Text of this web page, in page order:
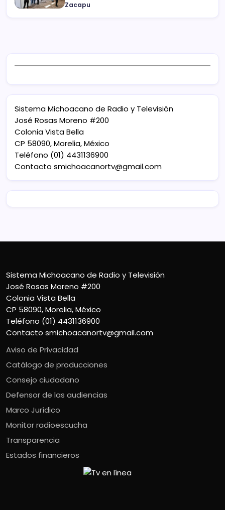
Zacapu
Sistema Michoacano de Radio y Televisión
José Rosas Moreno #200
Colonia Vista Bella
CP 58090, Morelia, México
Teléfono (01) 4431136900
Contacto smichoacanortv@gmail.com
Sistema Michoacano de Radio y Televisión
José Rosas Moreno #200
Colonia Vista Bella
CP 58090, Morelia, México
Teléfono (01) 4431136900
Contacto smichoacanortv@gmail.com
Aviso de Privacidad
Catálogo de producciones
Consejo ciudadano
Defensor de las audiencias
Marco Jurídico
Monitor radioescucha
Transparencia
Estados financieros